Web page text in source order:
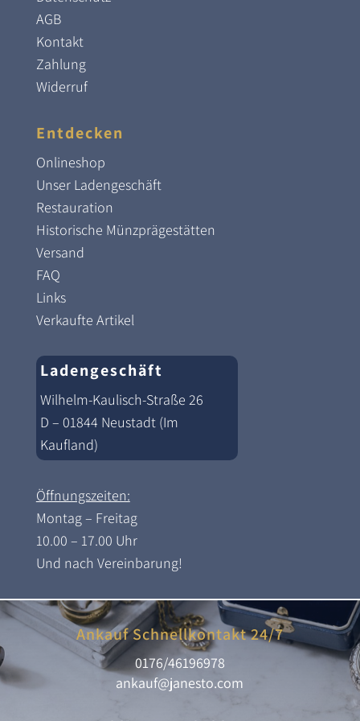
AGB
Kontakt
Zahlung
Widerruf
Entdecken
Onlineshop
Unser Ladengeschäft
Restauration
Historische Münzprägestätten
Versand
FAQ
Links
Verkaufte Artikel
Ladengeschäft
Wilhelm-Kaulisch-Straße 26
D – 01844 Neustadt (Im
Kaufland)
Öffnungszeiten:
Montag – Freitag
10.00 – 17.00 Uhr
Und nach Vereinbarung!
Ankauf Schnellkontakt 24/7
0176/46196978
ankauf@janesto.com